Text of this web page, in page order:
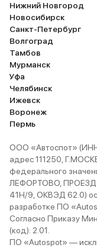
Нижний Новгород
Новосибирск
Санкт-Петербург
Волгоград
Тамбов
Мурманск
Уфа
Челябинск
Ижевск
Воронеж
Пермь
ООО «Автоспот»
адрес 111250,
федерального
ЛЕФОРТОВО,
41Н/9, ОКВЭД 62.0)
разработке ПО
Согласно Приказу
(код): 2.01.
ПО «Autospot» —